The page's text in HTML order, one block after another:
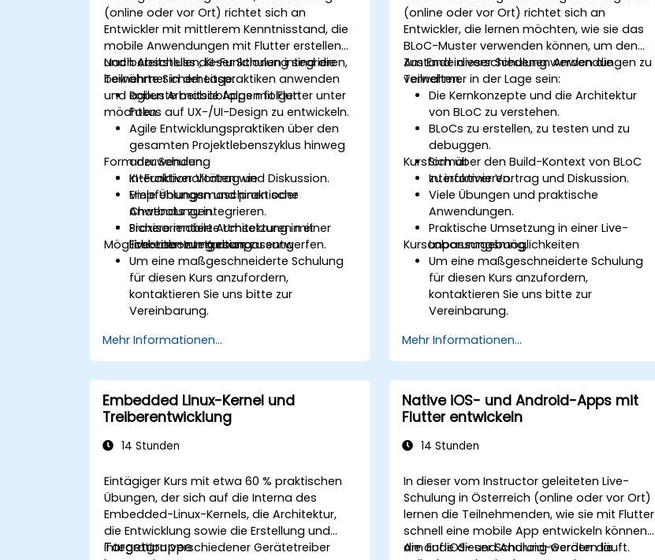
Erstellung und Präsentation einer voll
funktionsfähigen
plattformübergreifenden React Native
App.
(online oder vor Ort) richtet sich an
Entwickler mit mittlerem Kenntnisstand, die
mobile Anwendungen mit Flutter erstellen
und bereitstellen, KI-Funktionen integrieren,
bewährte Sicherheitspraktiken anwenden
und agilen Arbeitsabfolgen folgen
möchten.
Nach Abschluss dieser Schulung sind die
Teilnehmer in der Lage:
Robuste mobile Apps mit Flutter unter
Fokus auf UX-/UI-Design zu entwickeln.
Agile Entwicklungspraktiken über den
gesamten Projektlebenszyklus hinweg
anzuwenden.
KI-Funktionalitäten wie
Empfehlungsmaschinen oder
Chatbots zu integrieren.
Sichere mobile Architekturen mit
Firebase-Integration zu entwerfen.
Form der Schulung
Interaktiver Vortrag und Diskussion.
Viele Übungen und praktische
Anwendungen.
Praxisorientierte Umsetzung in einer
Live-Laborumgebung.
Möglichkeiten zur Kursanpassung
Um eine maßgeschneiderte Schulung
für diesen Kurs anzufordern,
kontaktieren Sie uns bitte zur
Vereinbarung.
Mehr Informationen...
(online oder vor Ort) richtet sich an
Entwickler, die lernen möchten, wie sie das
BLoC-Muster verwenden können, um den
Zustand in verschiedenen Anwendungen zu
verwalten.
Am Ende dieser Schulung werden die
Teilnehmer in der Lage sein:
Die Kernkonzepte und die Architektur
von BLoC zu verstehen.
BLoCs zu erstellen, zu testen und zu
debuggen.
Sich über den Build-Kontext von BLoC
zu informieren.
Kursformat
Interaktiver Vortrag und Diskussion.
Viele Übungen und praktische
Anwendungen.
Praktische Umsetzung in einer Live-
Laborumgebung.
Kursanpassungsmöglichkeiten
Um eine maßgeschneiderte Schulung
für diesen Kurs anzufordern,
kontaktieren Sie uns bitte zur
Vereinbarung.
Mehr Informationen...
Embedded Linux-Kernel und
Treiberentwicklung
14 Stunden
Eintägiger Kurs mit etwa 60 % praktischen
Übungen, der sich auf die Interna des
Embedded-Linux-Kernels, die Architektur,
die Entwicklung sowie die Erstellung und
Integration verschiedener Gerätetreiber
Targetgruppe
Native iOS- und Android-Apps mit
Flutter entwickeln
14 Stunden
In dieser vom Instructor geleiteten Live-
Schulung in Österreich (online oder vor Ort)
lernen die Teilnehmenden, wie sie mit Flutter
schnell eine mobile App entwickeln können,
die auf iOS- und Android-Geräten läuft.
Am Ende dieser Schulung werden die